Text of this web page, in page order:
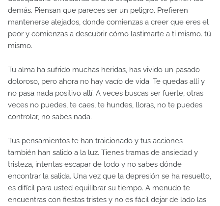
demás. Piensan que pareces ser un peligro. Prefieren
mantenerse alejados, donde comienzas a creer que eres el
peor y comienzas a descubrir cómo lastimarte a ti mismo. tú
mismo.
Tu alma ha sufrido muchas heridas, has vivido un pasado
doloroso, pero ahora no hay vacío de vida. Te quedas allí y
no pasa nada positivo allí. A veces buscas ser fuerte, otras
veces no puedes, te caes, te hundes, lloras, no te puedes
controlar, no sabes nada.
Tus pensamientos te han traicionado y tus acciones
también han salido a la luz. Tienes tramas de ansiedad y
tristeza, intentas escapar de todo y no sabes dónde
encontrar la salida. Una vez que la depresión se ha resuelto,
es difícil para usted equilibrar su tiempo. A menudo te
encuentras con fiestas tristes y no es fácil dejar de lado las